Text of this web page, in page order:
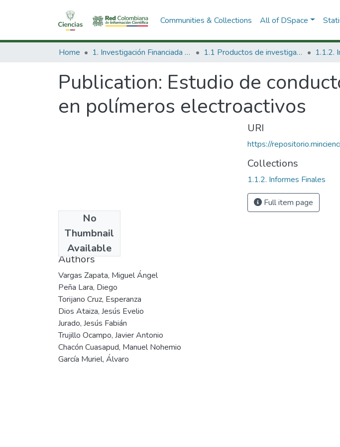
Communities & Collections All of DSpace
Home 1. Investigación Financiada con Recursos Públicos 1.1 Productos de investigación 1.1.2.
Publication: Estudio de
en polímeros electroactivos
No
Thumbnail
Available
2003
Authors
Vargas Zapata, Miguel Ángel
Peña Lara, Diego
Torijano Cruz, Esperanza
Dios Ataiza, Jesús Evelio
Jurado, Jesús Fabián
Trujillo Ocampo, Javier Antonio
Chacón Cuasapud, Manuel Nohemio
García Muriel, Álvaro
URI
https://
Collections
1.1.2. Informes Finales
Full item page